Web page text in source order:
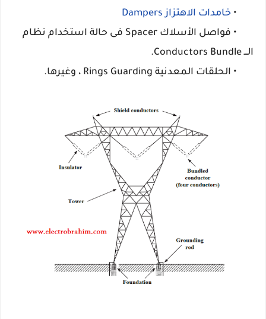
• خامدات الاهتزاز Dampers
• فواصل الأسلاك Spacer فى حالة استخدام نظام
الـــ Conductors Bundle.
• الحلقات المعدنية Rings Guarding ، وغيرها.